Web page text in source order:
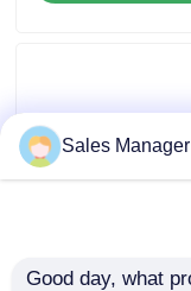
Спросите цитату
ИС
CC1101RGPR IC
Sales Manager
Good day, what